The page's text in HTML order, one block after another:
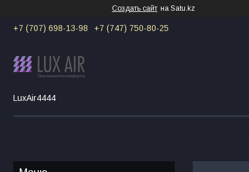
Создать сайт на Satu.kz
+7 (707) 698-13-98 +7 (747) 750-80-25
LuxAir4444